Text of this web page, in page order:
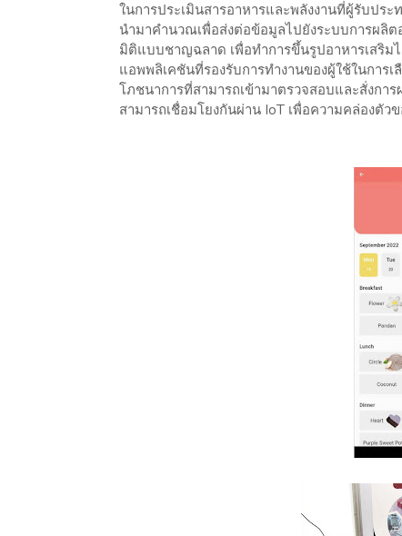
ในการประเมินสารอาหารและพลังงานที่ผู้รับป
นำมาคำนวณเพื่อส่งต่อข้อมูลไปยังระบบการผลิต
มิติแบบชาญฉลาด เพื่อทำการขึ้นรูปอาหารเสริ
แอพพลิเคชันที่รองรับการทำงานของผู้ใช้ในการ
โภชนาการที่สามารถเข้ามาตรวจสอบและสั่งก
สามารถเชื่อมโยงกันผ่าน IoT เพื่อความคล่องตัว